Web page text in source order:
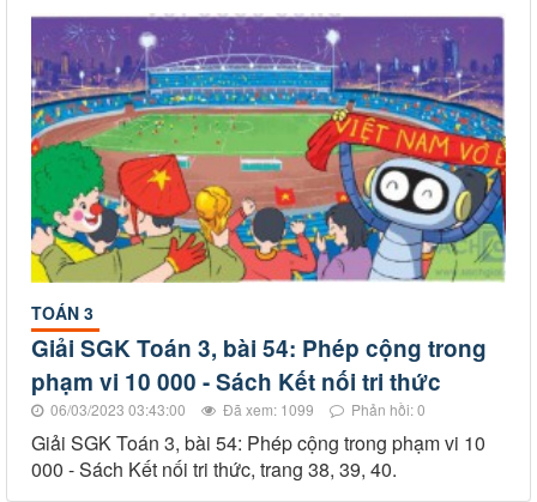
TOÁN 3
Giải SGK Toán 3, bài 54: Phép cộng trong
phạm vi 10 000 - Sách Kết nối tri thức
06/03/2023 03:43:00 Đã xem: 1099 Phản hồi: 0
Giải SGK Toán 3, bài 54: Phép cộng trong phạm vi 10
000 - Sách Kết nối tri thức, trang 38, 39, 40.